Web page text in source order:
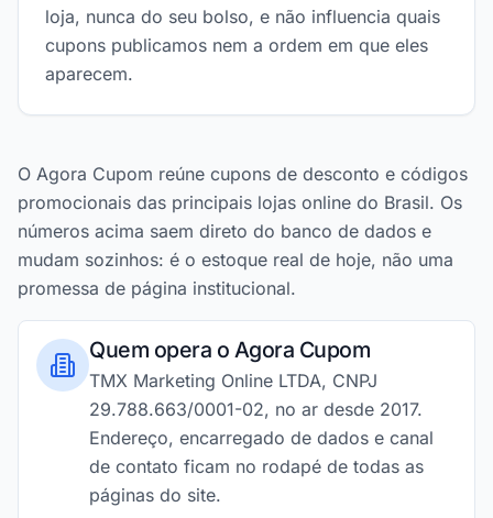
loja, nunca do seu bolso, e não influencia quais
cupons publicamos nem a ordem em que eles
aparecem.
O Agora Cupom reúne cupons de desconto e códigos
promocionais das principais lojas online do Brasil. Os
números acima saem direto do banco de dados e
mudam sozinhos: é o estoque real de hoje, não uma
promessa de página institucional.
Quem opera o Agora Cupom
TMX Marketing Online LTDA, CNPJ
29.788.663/0001-02, no ar desde 2017.
Endereço, encarregado de dados e canal
de contato ficam no rodapé de todas as
páginas do site.